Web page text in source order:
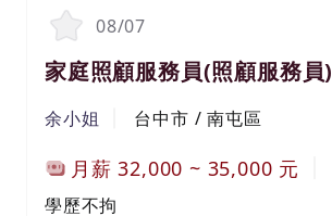
08/07
家庭照顧服務員(照顧服務員)
余小姐 台中市 / 南屯區
月薪32,000 ~ 35,000 元
學歷不拘